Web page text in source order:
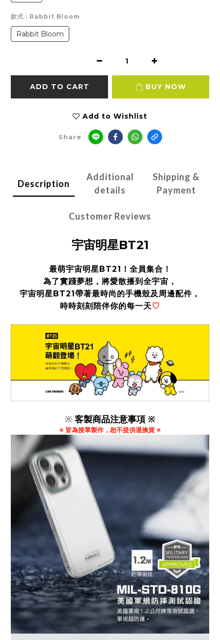
款式 : Rabbit Bloom
Rabbit Bloom
ADD TO CART BUY NOW
Add to Wishlist
Share
Description
Additional
details
Shipping &
Payment
Customer Reviews
宇宙明星BT21
最萌宇宙明星 BT21
！全員集合！
為了實踐夢想，將愛散播到全宇宙 ，
宇宙明星 BT21 帶著最時尚的手機殼及周邊配件 ，
時時刻 刻 陪伴你的每一天♡
※ 客製商品注意事項 ※
※ 皆為接單製作，恕不提供退換貨 ※